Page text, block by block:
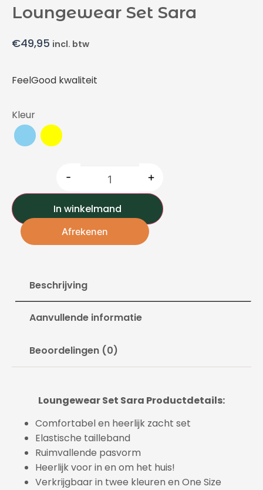
Loungewear Set Sara
€49,95 incl. btw
FeelGood kwaliteit
Kleur
- +
In winkelmand
Afrekenen
Beschrijving
Aanvullende informatie
Beoordelingen (0)
Loungewear Set Sara Productdetails:
Comfortabel en heerlijk zacht set
Elastische tailleband
Ruimvallende pasvorm
Heerlijk voor in en om het huis!
Verkrijgbaar in twee kleuren en One Size